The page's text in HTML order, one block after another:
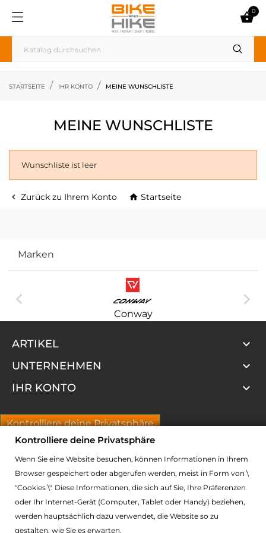
0
STARTSEITE IHR KONTO MEINE WUNSCHLISTE
MEINE WUNSCHLISTE
Wunschliste ist leer
 Zurück zu Ihrem Konto  Startseite
Marken

Conway

ARTIKEL 
UNTERNEHMEN 
IHR KONTO 
Kontrolliere deine Privatsphäre
ADRESSE
Kontrolliere deine Privatsphäre
Wenn Sie eine Website besuchen, können Informationen in Ihrem
Browser gespeichert oder abgerufen werden, meist in Form von \
"Cookies \". Diese Informationen, die sich auf Sie, Ihre Präferenzen
oder Ihr Internet-Gerät (Computer, Tablet oder Handy) beziehen,
werden hauptsächlich dazu verwendet, die Website so zu
gestalten, wie Sie es erwarten.